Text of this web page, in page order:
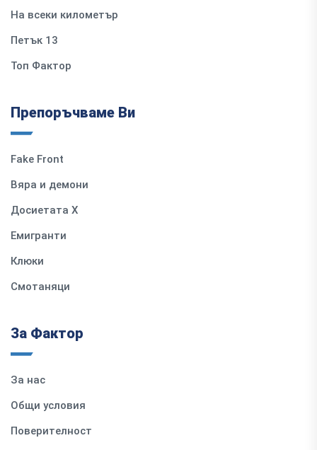
На всеки километър
Петък 13
Топ Фактор
Препоръчваме Ви
Fake Front
Вяра и демони
Досиетата Х
Емигранти
Клюки
Смотаняци
За Фактор
За нас
Общи условия
Поверителност